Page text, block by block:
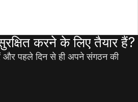
करने के लिए तैयार हैं?
और पहले दिन से ही अपने संगठन की